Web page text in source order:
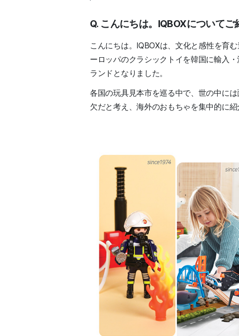
Q. こんにちは。IQBOXについてご
こんにちは。IQBOXは、文化と感性を育
ーロッパのクラシックトイを韓国に輸入
ランドとなりました。
各国の玩具見本市を巡る中で、世の中に
欠だと考え、海外のおもちゃを集中的に紹